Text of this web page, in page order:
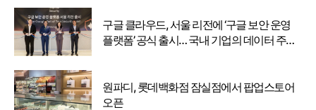
구글 클라우드, 서울 리전에 ‘구글 보안 운영
플랫폼’ 공식 출시… 국내 기업의 데이터 주권
원파디, 롯데백화점 잠실점에서 팝업스토어
오픈